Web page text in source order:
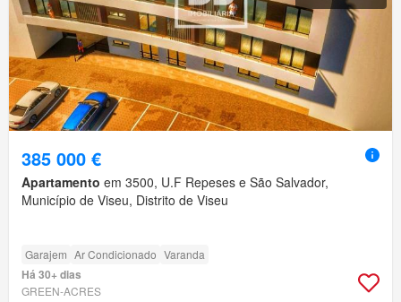
385 000 €
Apartamento em 3500, U.F Repeses e São Salvador,
Município de Viseu, Distrito de Viseu
Garajem Ar Condicionado Varanda
Há 30+ dias
GREEN-ACRES